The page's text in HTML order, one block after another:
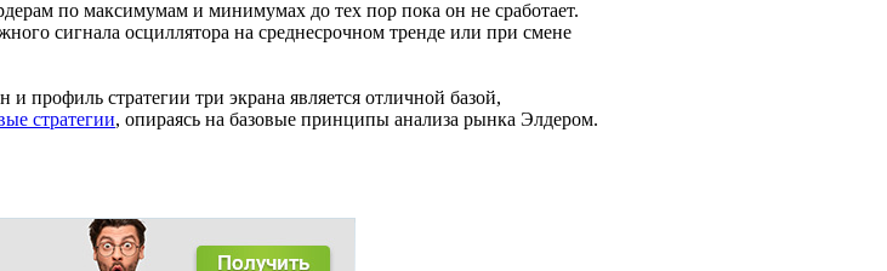
по максимумам и минимумах до тех пор пока он не сработает.
сигнала осциллятора на среднесрочном тренде или при смене
профиль стратегии три экрана является отличной базой,
стратегии, опираясь на базовые принципы анализа рынка Элдером.